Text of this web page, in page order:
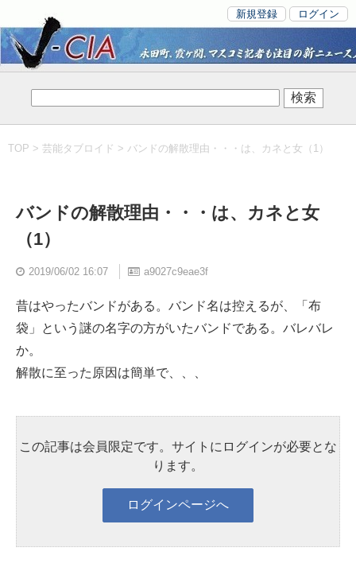
新規登録 ログイン
TOP > 芸能タブロイド > バンドの解散理由・・・は、カネと女（1）
バンドの解散理由・・・は、カネと女
（1）
2019/06/02 16:07 a9027c9eae3f
昔はやったバンドがある。バンド名は控えるが、「布
袋」という謎の名字の方がいたバンドである。バレバレ
か。
解散に至った原因は簡単で、、、
この記事は会員限定です。サイトにログインが必要とな
ります。